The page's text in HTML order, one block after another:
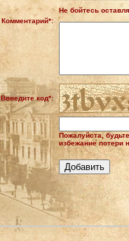
Не бойтесь
Комментарий*:
Ввведите код*:
Пожалуйста,
избежание потери